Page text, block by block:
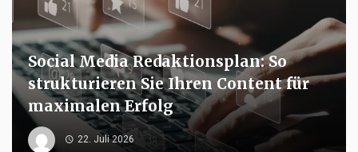
Social Media Redaktionsplan: So
strukturieren Sie Ihren Content für
maximalen Erfolg
22. Juli 2026